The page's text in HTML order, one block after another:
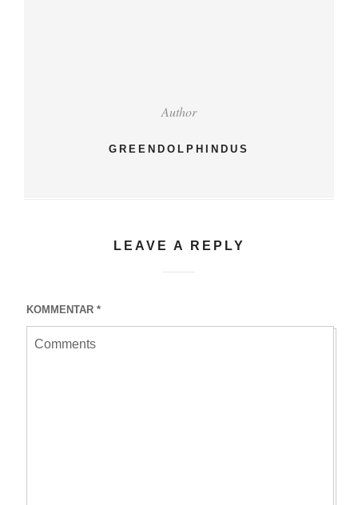
Author
GREENDOLPHINDUS
LEAVE A REPLY
KOMMENTAR *